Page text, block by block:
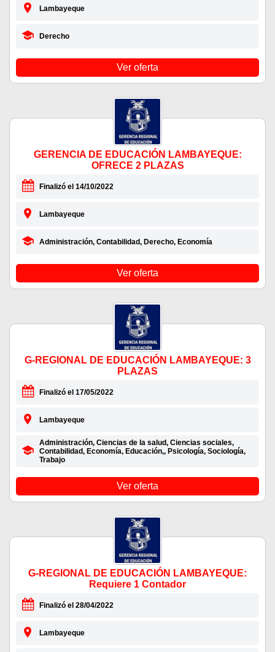
Lambayeque
Derecho
Ver oferta
GERENCIA DE EDUCACIÓN LAMBAYEQUE:
OFRECE 2 PLAZAS
Finalizó el 14/10/2022
Lambayeque
Administración, Contabilidad, Derecho, Economía
Ver oferta
G-REGIONAL DE EDUCACIÓN LAMBAYEQUE: 3
PLAZAS
Finalizó el 17/05/2022
Lambayeque
Administración, Ciencias de la salud, Ciencias sociales,
Contabilidad, Economía, Educación,, Psicología, Sociología,
Trabajo
Ver oferta
G-REGIONAL DE EDUCACIÓN LAMBAYEQUE:
Requiere 1 Contador
Finalizó el 28/04/2022
Lambayeque